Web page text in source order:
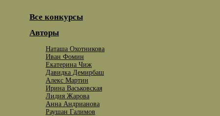
Все конкурсы
Авторы
Наташа Охотникова
Иван Фомин
Екатерина Чиж
Давидка Демирбаш
Алекс Мартин
Ирина Васьковская
Лидия Жарова
Анна Андрианова
Раушан Галимов